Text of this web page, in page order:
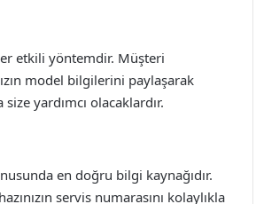
etkili yöntemdir. Müşteri
model bilgilerini paylaşarak
yardımcı olacaklardır.
en doğru bilgi kaynağıdır.
servis numarasını kolaylıkla